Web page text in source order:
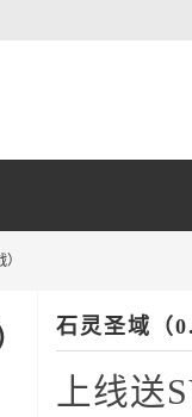
石灵圣域（
上线送